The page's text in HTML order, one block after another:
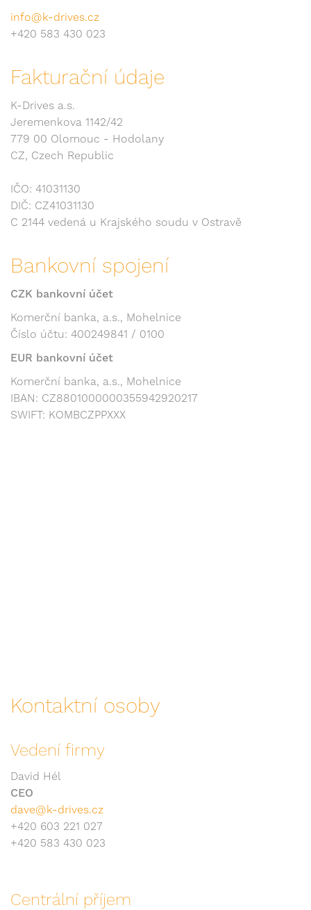
info@k-drives.cz
+420 583 430 023
Fakturační údaje
K-Drives a.s.
Jeremenkova 1142/42
779 00 Olomouc - Hodolany
CZ, Czech Republic
IČO: 41031130
DIČ: CZ41031130
C 2144 vedená u Krajského soudu v Ostravě
Bankovní spojení
CZK bankovní účet
Komerční banka, a.s., Mohelnice
Číslo účtu: 400249841 / 0100
EUR bankovní účet
Komerční banka, a.s., Mohelnice
IBAN: CZ8801000000355942920217
SWIFT: KOMBCZPPXXX
Kontaktní osoby
Vedení firmy
David Hél
CEO
dave@k-drives.cz
+420 603 221 027
+420 583 430 023
Centrální příjem